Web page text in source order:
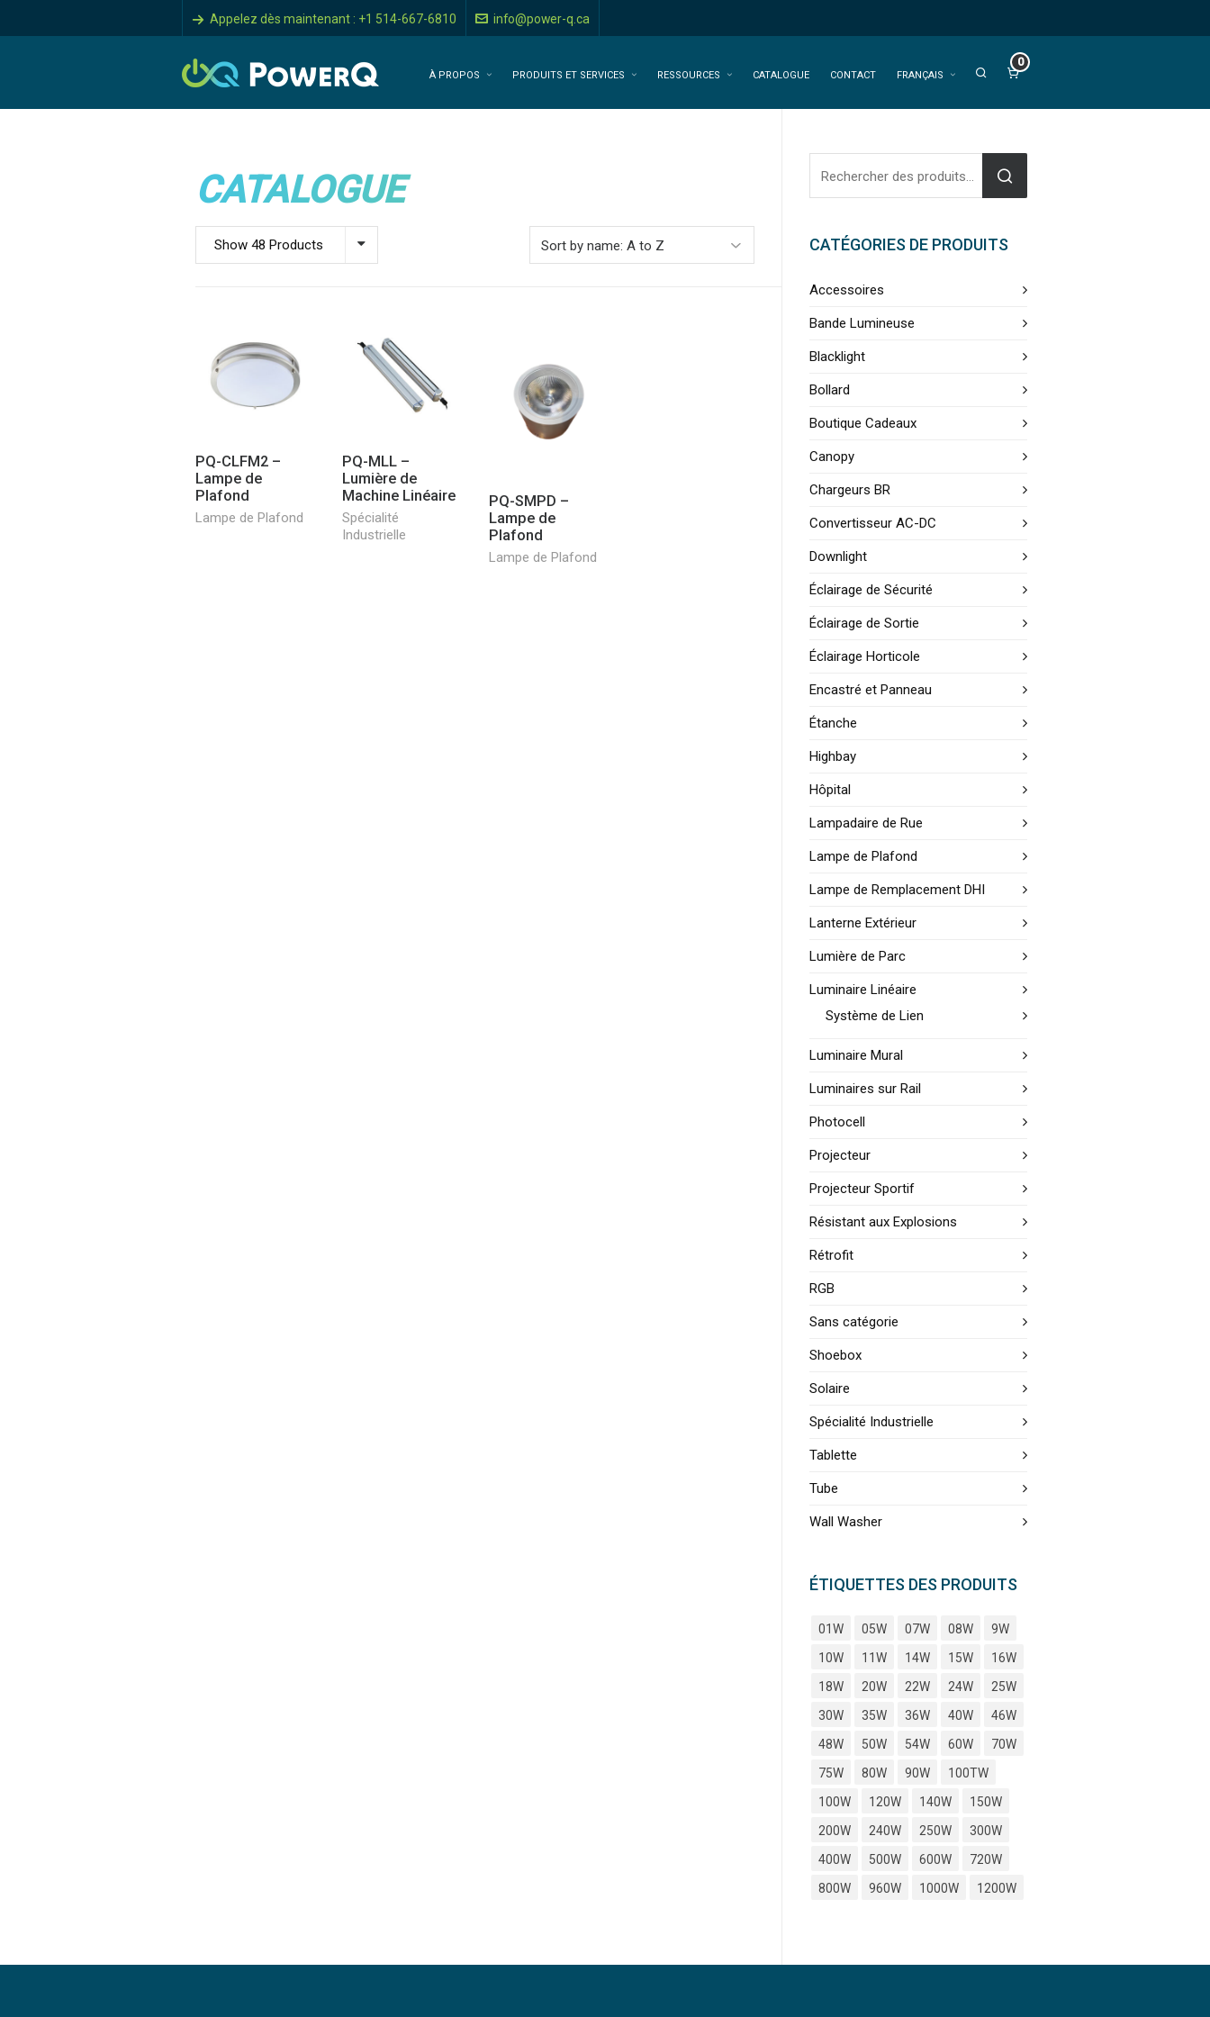
Appelez dès maintenant : +1 514-667-6810 info@power-q.ca
À PROPOS PRODUITS ET SERVICES RESSOURCES CATALOGUE CONTACT FRANÇAIS
0
CATALOGUE
Show 48 Products
PQ-CLFM2 –
Lampe de
Plafond
Lampe de Plafond
PQ-MLL –
Lumière de
Machine Linéaire
Spécialité
Industrielle
PQ-SMPD –
Lampe de
Plafond
Lampe de Plafond
CATÉGORIES DE PRODUITS
Accessoires
Bande Lumineuse
Blacklight
Bollard
Boutique Cadeaux
Canopy
Chargeurs BR
Convertisseur AC-DC
Downlight
Éclairage de Sécurité
Éclairage de Sortie
Éclairage Horticole
Encastré et Panneau
Étanche
Highbay
Hôpital
Lampadaire de Rue
Lampe de Plafond
Lampe de Remplacement DHI
Lanterne Extérieur
Lumière de Parc
Luminaire Linéaire
Système de Lien
Luminaire Mural
Luminaires sur Rail
Photocell
Projecteur
Projecteur Sportif
Résistant aux Explosions
Rétrofit
RGB
Sans catégorie
Shoebox
Solaire
Spécialité Industrielle
Tablette
Tube
Wall Washer
ÉTIQUETTES DES PRODUITS
01W 05W 07W 08W
9W
10W
11W 14W 15W
16W
18W
20W 22W 24W
25W
30W
35W 36W 40W
46W
48W
50W 54W 60W
70W
75W
80W 90W
100TW
100W
120W 140W
150W
200W
240W 250W
300W
400W
500W 600W
720W
800W
960W 1000W 1200W